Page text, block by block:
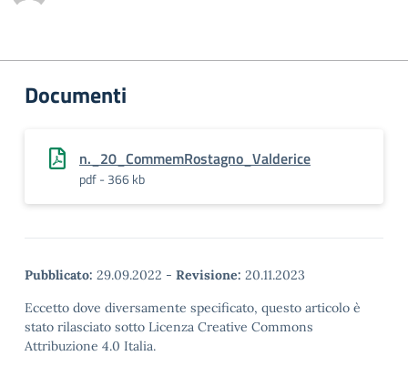
Documenti
n._20_CommemRostagno_Valderice
pdf - 366 kb
Pubblicato: 29.09.2022 - Revisione: 20.11.2023
Eccetto dove diversamente specificato, questo articolo è
stato rilasciato sotto Licenza Creative Commons
Attribuzione 4.0 Italia.